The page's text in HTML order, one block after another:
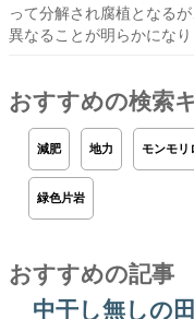
って分解され腐植となる
異なることが明らかになり
おすすめの検索
減肥 地力 モンモリ
緑色片岩
おすすめの記事
中干し無しの